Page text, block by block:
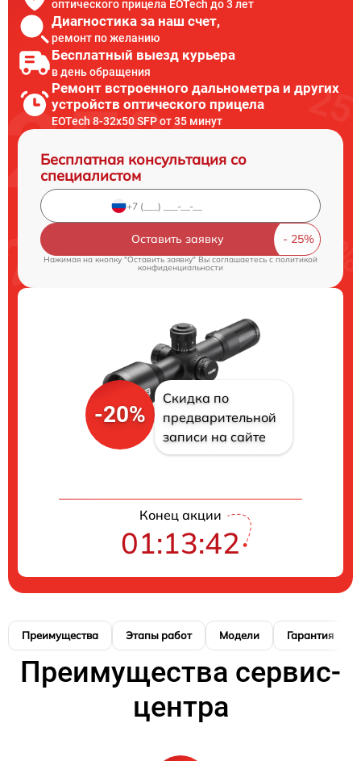
оптического прицела EOTech до 3 лет
Диагностика за наш счет,
ремонт по желанию
Бесплатный выезд курьера
в день обращения
Ремонт встроенного дальнометра и других
устройств оптического прицела
EOTech 8-32x50 SFP от 35 минут
Бесплатная консультация со
специалистом
Оставить заявку
Нажимая на кнопку "Оставить заявку" Вы соглашаетесь cполитикой
конфиденциальности
-20%
Скидка по
предварительной
записи на сайте
Конец акции
01:13:41
Преимущества Этапы работ Модели Гарантия
Преимущества сервис-
центра